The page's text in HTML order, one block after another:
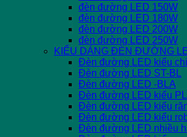
đèn đường LED 150W
đèn đường LED 180W
đèn đường LED 200W
đèn đường LED 250W
KIỂU DÁNG ĐÈN ĐƯỜNG
Đèn đường LED kiểu
Đèn đường LED ST-BL
Đèn đường LED -BLA
Đèn đường LED kiểu
Đèn đường LED kiểu
Đèn đường LED kiểu
Đèn đường LED nhiều